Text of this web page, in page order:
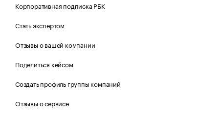
Корпоративная подписка РБК
Стать экспертом
Отзывы о вашей компании
Поделиться кейсом
Создать профиль группы компаний
Отзывы о сервисе